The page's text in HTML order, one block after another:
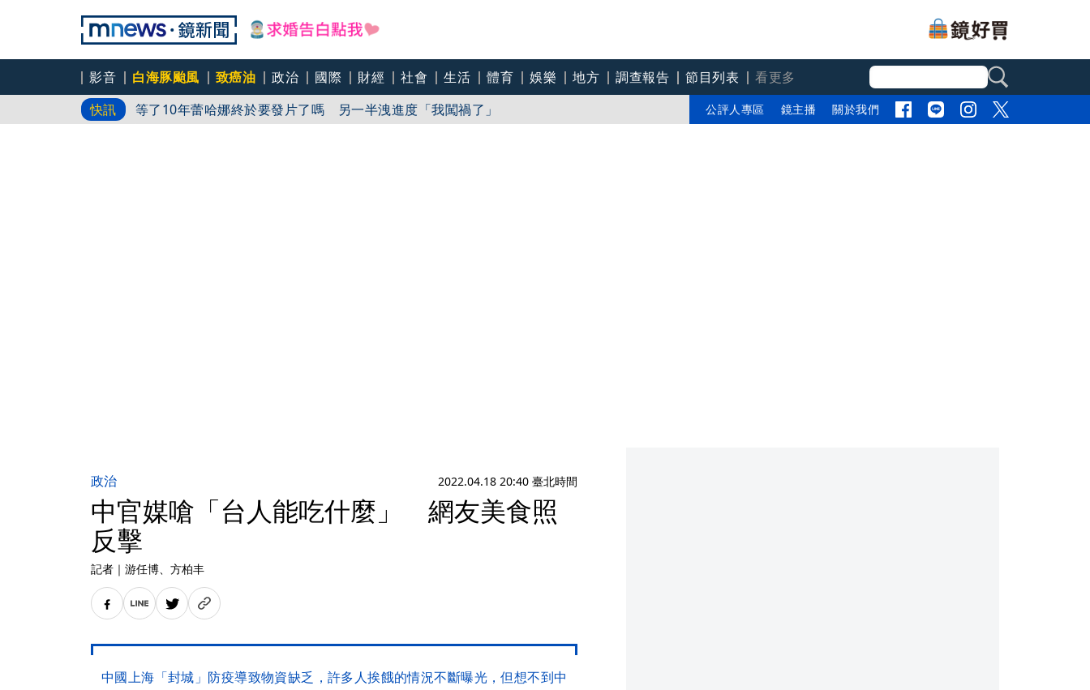
影音 白海豚颱風 致癌油 政治 國際 財經 社會 生活 體育 娛樂 地方 調查報告 節目列表
看更多
快訊
中元採買一袋搞定！萊爾富限量普渡袋599元開賣 備足12款商品祭祀超省力
等了10年蕾哈娜終於要發片了嗎 另一半洩進度「我闖禍了」
公評人專區 鏡主播 關於我們
政治 2022.04.18 20:40 臺北時間
中官媒嗆「台人能吃什麼」 網友美食照
反擊
記者 ｜ 游任博、方柏丰
中國上海「封城」防疫導致物資缺乏，許多人挨餓的情況不斷曝光，但想不到中